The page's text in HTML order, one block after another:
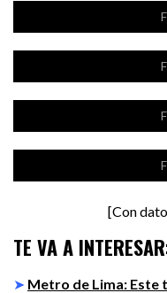
[Con
TE VA A
➤ Metro de Lima: Este